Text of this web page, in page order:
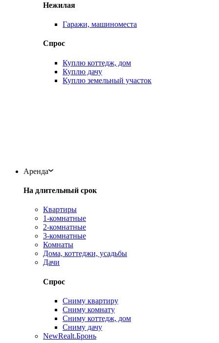
Нежилая
Гаражи, машиноместа
Спрос
Куплю коттедж, дом
Куплю дачу
Куплю земельный участок
Аренда
На длительный срок
Квартиры
1-комнатные
2-комнатные
3-комнатные
Комнаты
Дома, коттеджи, усадьбы
Дачи
Спрос
Сниму квартиру
Сниму комнату
Сниму коттедж, дом
Сниму дачу
NewRealt.Бронь